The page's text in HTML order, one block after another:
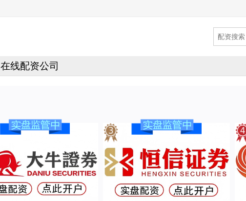
在线配资公司